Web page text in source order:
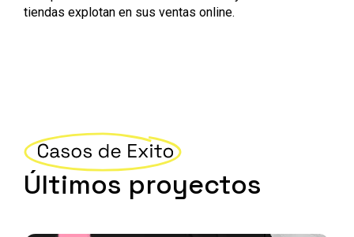
tiendas explotan en sus ventas online.
Últimos proyectos